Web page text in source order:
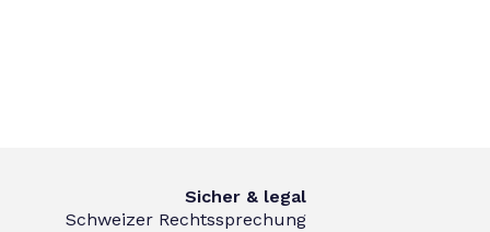
Sicher & legal
Schweizer Rechtssprechung